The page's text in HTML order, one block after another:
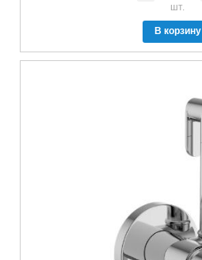
шт.
В корзину